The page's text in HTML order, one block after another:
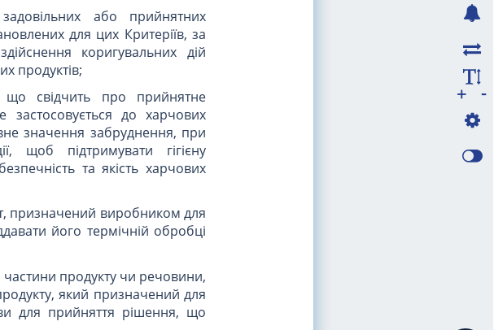
або прийнятних
для цих Критеріїв, за
коригувальних дій
продуктів;
що свідчить про прийнятне
до харчових
значення забруднення, при
щоб підтримувати гігієну
та якість харчових
призначений виробником для
його термічній обробці
частини продукту чи речовини,
який призначений для
для прийняття рішення, що
-
+